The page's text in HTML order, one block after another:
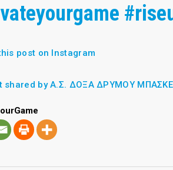
post on Instagram
shared by Α.Σ. ΔΟΞΑ ΔΡΥΜΟΥ